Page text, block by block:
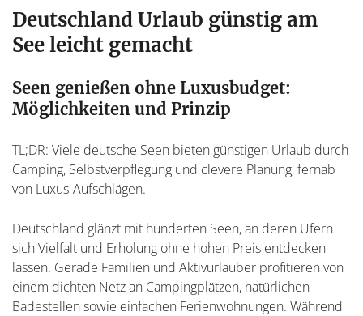
Deutschland Urlaub günstig am
See leicht gemacht
Seen genießen ohne Luxusbudget:
Möglichkeiten und Prinzip
TL;DR: Viele deutsche Seen bieten günstigen Urlaub durch
Camping, Selbstverpflegung und clevere Planung, fernab
von Luxus-Aufschlägen.
Deutschland glänzt mit hunderten Seen, an deren Ufern
sich Vielfalt und Erholung ohne hohen Preis entdecken
lassen. Gerade Familien und Aktivurlauber profitieren von
einem dichten Netz an Campingplätzen, natürlichen
Badestellen sowie einfachen Ferienwohnungen. Während